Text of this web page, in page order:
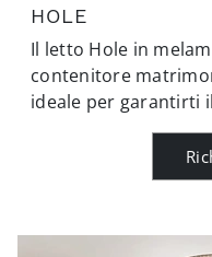
HOLE
Il letto Hole in
contenitore
ideale per garantirti